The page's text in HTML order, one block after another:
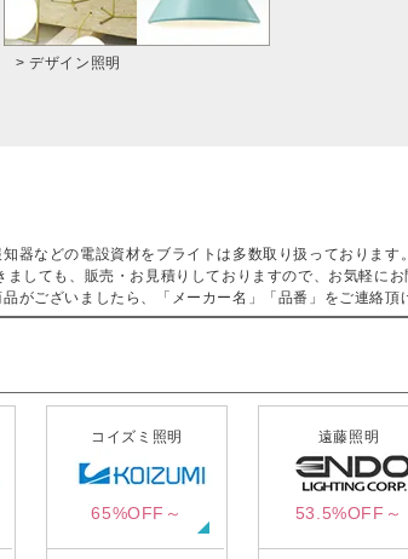
> デザイン照明
器などの電設資材をブライトは多数取り扱っております。
しても、販売・お見積りしておりますので、お気軽に
がございましたら、「メーカー名」「品番」をご連絡頂
コイズミ照明
65%OFF～
遠藤照明
53.5%OFF～